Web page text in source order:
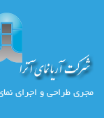
مجری طراحی و اجرای